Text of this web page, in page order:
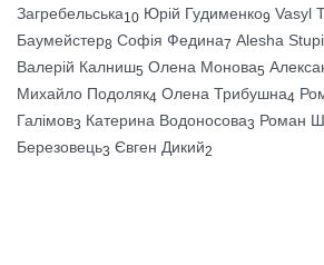
Загребельська10 Юрій Гудименко9 Vasyl
Баумейстер8 Софія Федина7 Alesha
Валерій Калниш5 Олена Монова5
Михайло Подоляк4 Олена Трибушна4
Галімов3 Катерина Водоносова3 Роман
Березовець3 Євген Дикий2